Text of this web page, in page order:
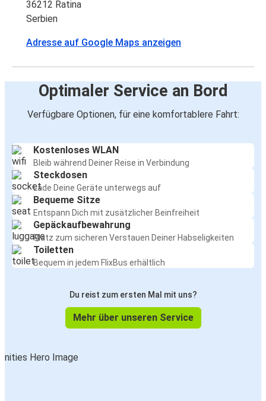
36212 Ratina
Serbien
Adresse auf Google Maps anzeigen
Optimaler Service an Bord
Verfügbare Optionen, für eine komfortablere Fahrt:
Kostenloses WLAN
Bleib während Deiner Reise in Verbindung
Steckdosen
Lade Deine Geräte unterwegs auf
Bequeme Sitze
Entspann Dich mit zusätzlicher Beinfreiheit
Gepäckaufbewahrung
Platz zum sicheren Verstauen Deiner Habseligkeiten
Toiletten
Bequem in jedem FlixBus erhältlich
Du reist zum ersten Mal mit uns?
Mehr über unseren Service